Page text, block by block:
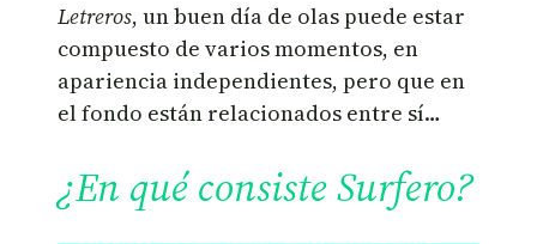
Letreros, un buen día de olas puede estar
compuesto de varios momentos, en
apariencia independientes, pero que en
el fondo están relacionados entre sí…
¿En qué consiste Surfero?